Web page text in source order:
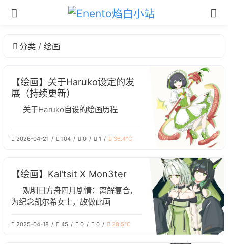
分类 绘画
【绘画】关于Haruko设定的发
展（持续更新）
关于Haruko自设的绘画历程
2026-04-21 104 0 1 36.4℃
【绘画】Kal'tsit X Mon3ter
观明日方舟四月剧情：离解复合，
为纪念凯尔希女士，故做此画
2025-04-18 45 0 0 28.5℃